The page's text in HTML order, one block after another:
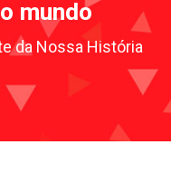
mundo
da Nossa História